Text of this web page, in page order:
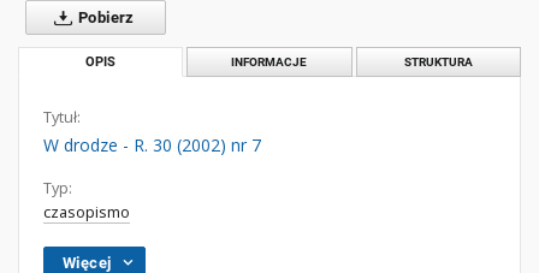
Pobierz
OPIS INFORMACJE STRUKTURA
Tytuł:
W drodze - R. 30 (2002) nr 7
Typ:
czasopismo
Więcej